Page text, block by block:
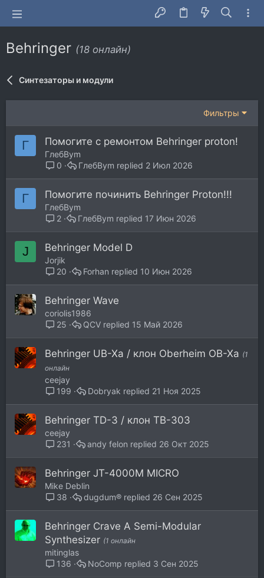
Behringer (18 онлайн)
Синтезаторы и модули
Фильтры
Г Помогите с ремонтом Behringer proton!
ГлебBym
0
2 Июл 2026
ГлебBym
Г Помогите починить Behringer Proton!!!
ГлебBym
2
17 Июн 2026
ГлебBym
J Behringer Model D
Jorjik
20
10 Июн 2026
Forhan
Behringer Wave
coriolis1986
25
15 Май 2026
QCV
Behringer UB-Xa / клон Oberheim OB-Xa (1
онлайн
ceejay
199
21 Ноя 2025
Dobryak
Behringer TD-3 / клон TB-303
ceejay
231
26 Окт 2025
andy felon
Behringer JT-4000M MICRO
Mike Deblin
38
26 Сен 2025
dugdum®
Behringer Crave A Semi-Modular
Synthesizer (1 онлайн
mitinglas
136
3 Сен 2025
NoComp